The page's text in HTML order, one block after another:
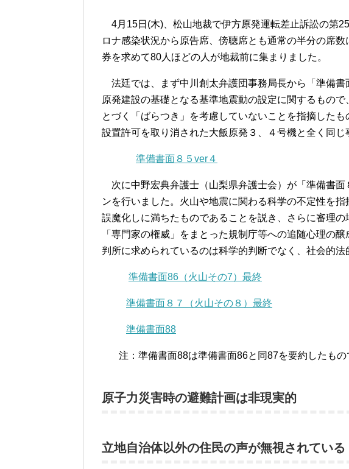
4月15日(木)、松山地裁で伊方原発運転差止訴訟の第
ロナ感染状況から原告席、傍聴席とも通常の半分の席
券を求めて80人ほどの人が地裁前に集まりました。
法廷では、まず中川創太弁護団事務局長から「準備書
原発建設の基礎となる基準地震動の設定に関するもの
とづく「ばらつき」を考慮していないことを指摘した
設置許可を取り消された大飯原発３、４号機と全く同じ
準備書面８５ver４
次に中野宏典弁護士（山梨県弁護士会）が「準備書
ンを行いました。火山や地震に関わる科学の不定性を
誤魔化しに満ちたものであることを説き、さらに審理の
「専門家の権威」をまとった規制庁等への追随心理の
判所に求められているのは科学的判断でなく、社会的法
準備書面86（火山その7）最終
準備書面８７（火山その８）最終
準備書面88
注：準備書面88は準備書面86と同87を要約したもの
原子力災害時の避難計画は非現実的
立地自治体以外の住民の声が無視されている